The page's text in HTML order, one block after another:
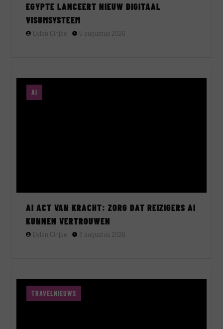
EGYPTE LANCEERT NIEUW DIGITAAL
VISUMSYSTEEM
Dylan Cinjee 5 augustus 2026
AI
AI ACT VAN KRACHT: ZORG DAT REIZIGERS AI
KUNNEN VERTROUWEN
Dylan Cinjee 3 augustus 2026
TRAVELNIEUWS